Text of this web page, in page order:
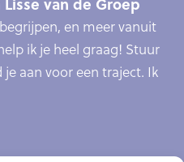
en meer vanuit
ik je heel graag! Stuur
aan voor een traject. Ik